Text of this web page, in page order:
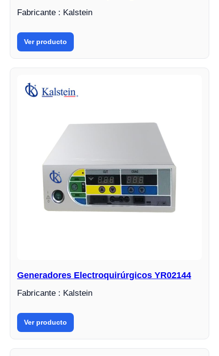
Fabricante : Kalstein
Ver producto
Generadores Electroquirúrgicos YR02144
Fabricante : Kalstein
Ver producto